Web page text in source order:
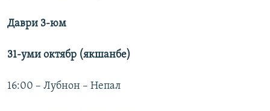
Даври 3-юм
31-уми октябр (якшанбе)
16:00 – Лубнон – Непал